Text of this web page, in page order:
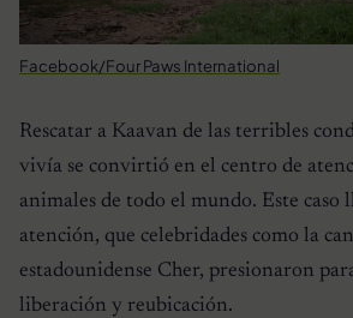
Facebook/Four Paws International
Rescatar a Kaavan de las terribles
vivía se convirtió en el centro de
animales de todo el mundo. Este caso
atención, que celebridades como la
estadounidense Cher, presionaron
liberación y reubicación.